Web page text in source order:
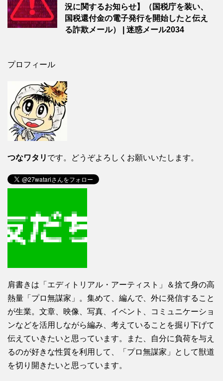
況に関するお知らせ】（国税庁を装い、
国税還付金の電子発行を開始したと伝え
る詐欺メール） | 迷惑メール2034
プロフィール
つなワタリ です。どうぞよろしくお願いいたします。
肩書きは「エディトリアル・アーティスト」＆捨て身の高
熱量「プロ無謀家」。集めて、編んで、外に発信すること
が生業。文章、映像、写真、イベント、コミュニケーショ
ンなどを活用しながら編み、考えていることを掘り下げて
伝えていきたいと思っています。また、自分に負荷を与え
るのが好きな性質を利用して、「プロ無謀家」として獣道
を切り開きたいと思っています。